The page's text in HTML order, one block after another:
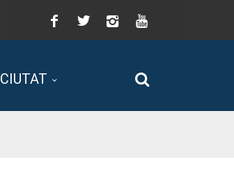
Facebook
Twitter Instagram
CIUTAT